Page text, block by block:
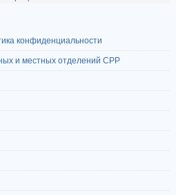
конфиденциальности
и местных отделений СРР